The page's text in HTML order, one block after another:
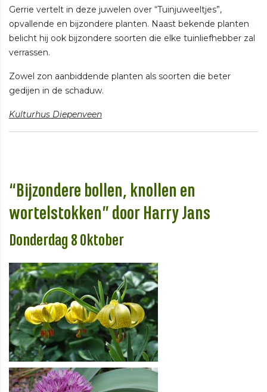
Gerrie vertelt in deze juwelen over “Tuinjuweeltjes”,
opvallende en bijzondere planten. Naast bekende planten
belicht hij ook bijzondere soorten die elke tuinliefhebber zal
verrassen.
Zowel zon aanbiddende planten als soorten die beter
gedijen in de schaduw.
Kulturhus Diepenveen
“Bijzondere bollen, knollen en
wortelstokken” door Harry Jans
Donderdag 8 Oktober